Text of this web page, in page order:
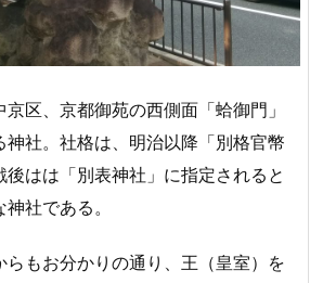
区、京都御苑の西側面「蛤御門」
社。社格は、明治以降「別格官幣
はは「別表神社」に指定されると
社である。
もお分かりの通り、王（皇室）を